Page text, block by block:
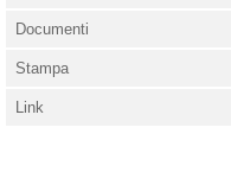
Documenti
Stampa
Link